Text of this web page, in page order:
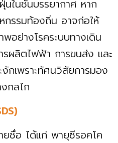
ในชั้นบรรยากาศ หาก
กรรมท้องถิ่น อาจก่อให้
อย่างโรคระบบทางเดิน
รผลิตไฟฟ้า การขนส่ง และ
กเพราะทัศนวิสัยการมอง
กลไก
ยชื่อ ได้แก่ พายุซีรอคโค